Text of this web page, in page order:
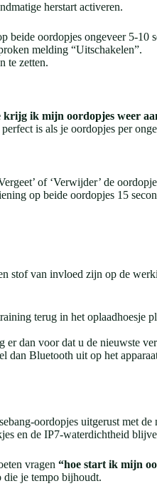
herstart activeren.
beide oordopjes ongeveer 5-10
melding “Uitschakelen”.
te zetten.
krijg ik mijn oordopjes weer
is als je oordopjes per
of ‘Verwijder’ de
op beide oordopjes 15
stof van invloed zijn op de
terug in het oplaadhoesje
er dan voor dat u de nieuwste
dan Bluetooth uit op het
oordopjes uitgerust met de
en de IP7-waterdichtheid
vragen “hoe start ik mijn
die je tempo bijhoudt.